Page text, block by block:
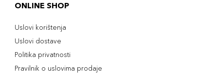
ONLINE SHOP
Uslovi korištenja
Uslovi dostave
Politika privatnosti
Pravilnik o uslovima prodaje